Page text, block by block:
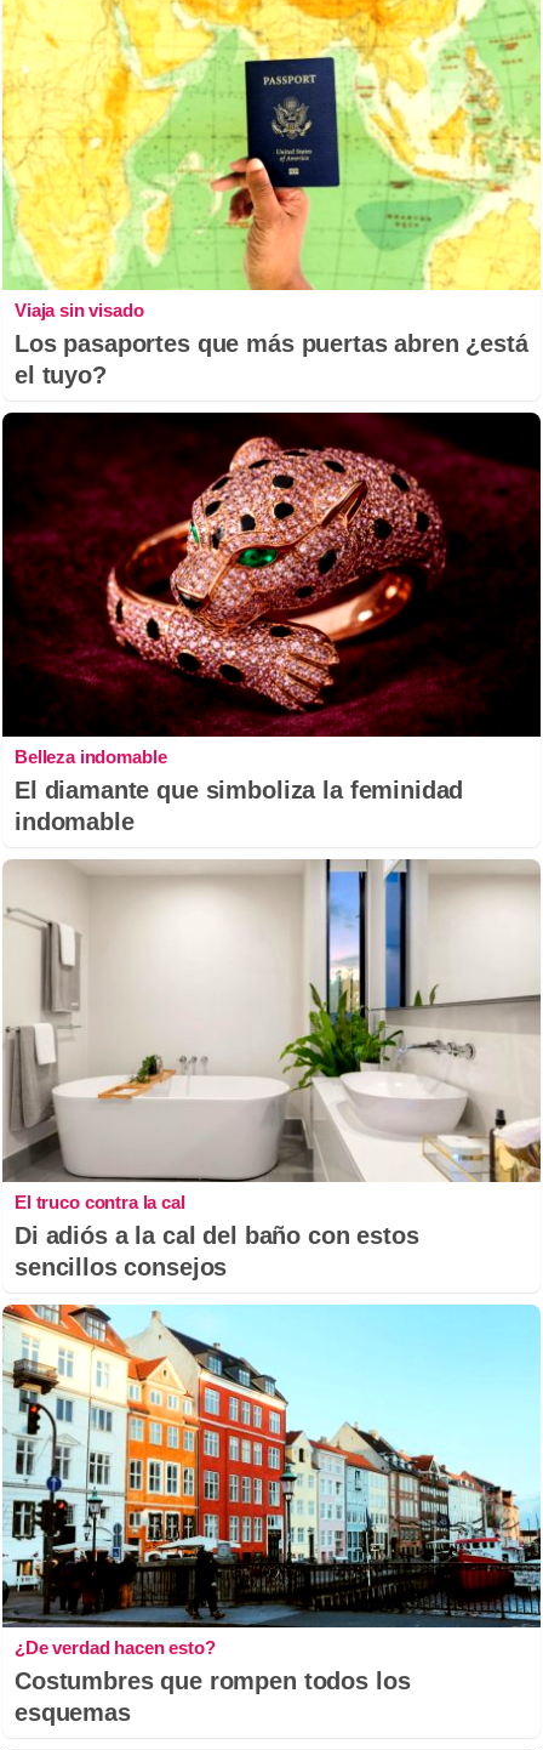
Viaja sin visado
Los pasaportes que más puertas abren ¿está
el tuyo?
Belleza indomable
El diamante que simboliza la feminidad
indomable
El truco contra la cal
Di adiós a la cal del baño con estos
sencillos consejos
¿De verdad hacen esto?
Costumbres que rompen todos los
esquemas